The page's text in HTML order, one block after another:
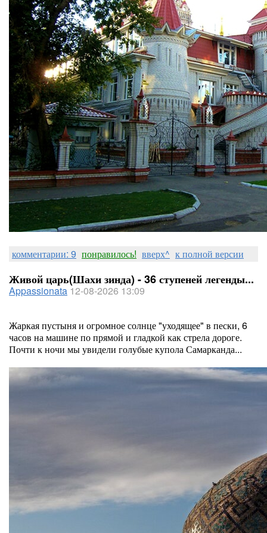
комментарии: 9 понравилось! вверх^ к полной версии
Живой царь(Шахи зинда) - 36 ступеней легенды...
Appassionata 12-08-2026 13:09
Жаркая пустыня и огромное солнце "уходящее" в пески, 6
часов на машине по прямой и гладкой как стрела дороге.
Почти к ночи мы увидели голубые купола Самарканда...